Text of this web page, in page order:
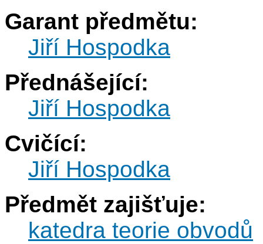
Garant předmětu:
Jiří Hospodka
Přednášející:
Jiří Hospodka
Cvičící:
Jiří Hospodka
Předmět zajišťuje:
katedra teorie obvodů